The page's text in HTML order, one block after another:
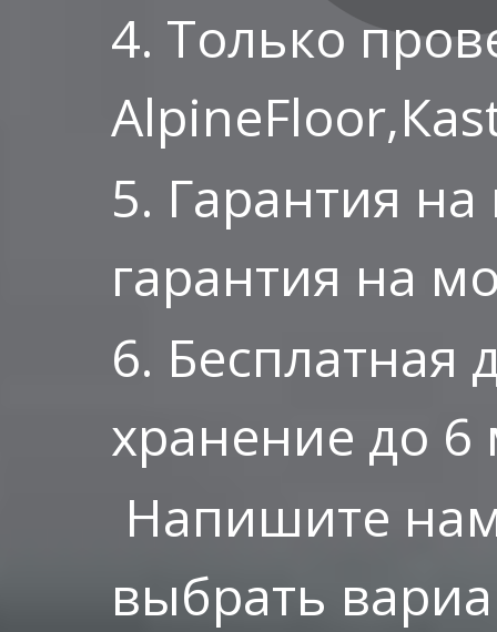
4. Только
5. Гарантия
гарантия на
6. Бесплатная
хранение до 6
Напишите
выбрать